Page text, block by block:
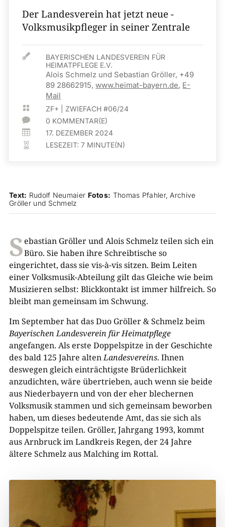
Der Landesverein hat jetzt neue ­
Volksmusikpfleger in seiner Zentrale

BAYERISCHEN ­LANDESVEREIN FÜR
HEIMATPFLEGE E.V.
Alois Schmelz und Sebastian Gröller, +49
89 28662915,www.heimat-bayern.de, E-
Mail
 ZF+ |ZWIEFACH #06/24
 0 KOMMENTAR(E)
 17. DEZEMBER 2024
 LESEZEIT:7 MINUTE(N)
Text: Rudolf Neumaier Fotos: Thomas Pfahler, Archive
Gröller und Schmelz
Sebastian Gröller und Alois Schmelz teilen sich ein
Büro. Sie haben ihre Schreibtische so
eingerichtet, dass sie vis-à-vis sitzen. Beim Leiten
einer Volksmusik-Abteilung gilt das Gleiche wie beim
Musizieren selbst: Blickkontakt ist immer hilfreich. So
bleibt man gemeinsam im Schwung.
Im September hat das Duo Gröller & Schmelz beim
Bayerischen Landesverein für Heimatpflege
angefangen. Als erste Doppelspitze in der Geschichte
des bald 125 Jahre altenLandesvereins. Ihnen
deswegen gleich einträchtigste Brüderlichkeit
anzudichten, wäre übertrieben, auch wenn sie beide
aus Niederbayern und von der eher blechernen
Volksmusik stammen und sich gemeinsam beworben
haben, um dieses bedeutende Amt, das sie sich als
Doppelspitze teilen. Gröller, Jahrgang 1993, kommt
aus Arnbruck im Landkreis Regen, der 24 Jahre
ältere Schmelz aus Malching im Rottal.